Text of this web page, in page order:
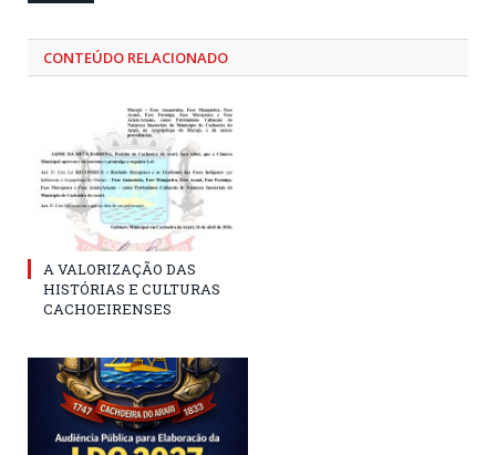
CONTEÚDO RELACIONADO
A VALORIZAÇÃO DAS
HISTÓRIAS E CULTURAS
CACHOEIRENSES